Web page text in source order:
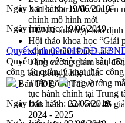
Xã Ea Kar bước chuyển
chính mô hình mới
UBND tỉnh họp báo định
Hội thảo khoa học “Giải
xanh tại tỉnh Đắk Lắk”
Tăng cường giám sát,
sản công hàng tuần
Tháo gỡ những vướng
tục hành chính tại Trung
Đắk Lắk: Tôn vinh 46
2024 - 2025
Ngày ban hành:19/06/2019
Ngày hiệu lực:19/06/2019
Quyết định 09/2019/QĐ-
Quyết định về việc ban hành
công tác quản lý khai thác
Bản PDF
Tải về
Ngày ban hành:22/05/2019